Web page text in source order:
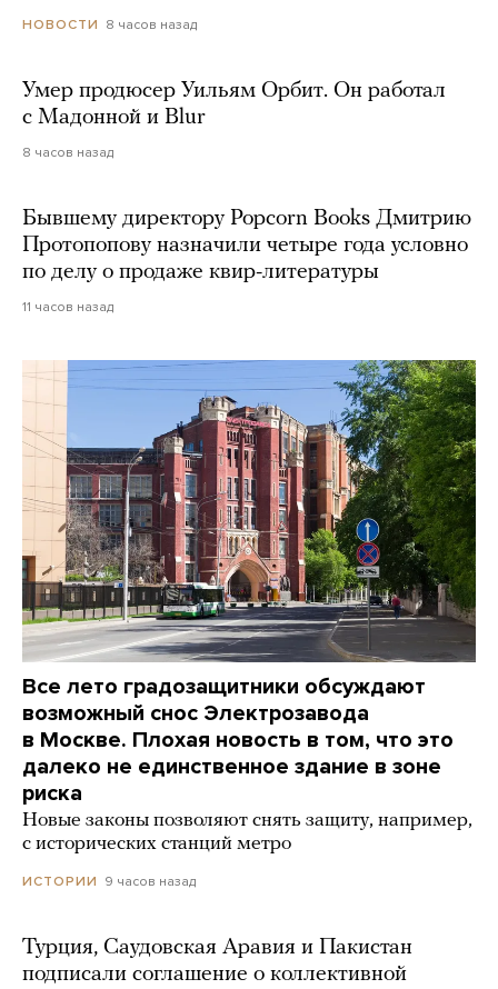
НОВОСТИ 8 часов назад
Умер продюсер Уильям Орбит. Он работал
с Мадонной и Blur
8 часов назад
Бывшему директору Popcorn Books Дмитрию
Протопопову назначили четыре года условно
по делу о продаже квир-литературы
11 часов назад
Все лето градозащитники обсуждают
возможный снос Электрозавода
в Москве. Плохая новость в том, что это
далеко не единственное здание в зоне
риска
Новые законы позволяют снять защиту, например,
с исторических станций метро
ИСТОРИИ 9 часов назад
Турция, Саудовская Аравия и Пакистан
подписали соглашение о коллективной